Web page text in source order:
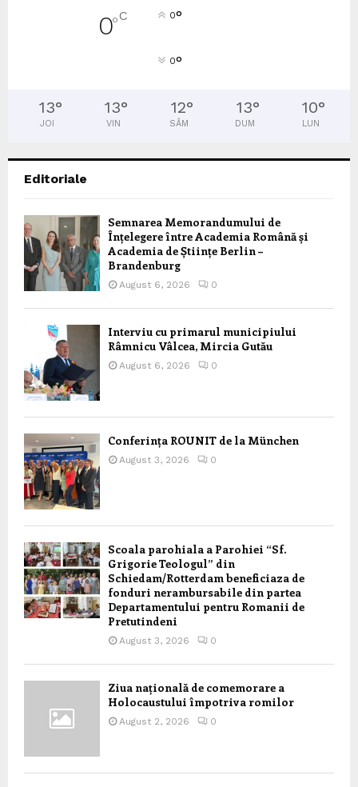
0°C 0°
0°
13°
JOI
13°
VIN
12°
SÂM
13°
DUM
10°
LUN
Editoriale
Semnarea Memorandumului de
Înțelegere între Academia Română și
Academia de Științe Berlin –
Brandenburg
August 6, 2026 0
Interviu cu primarul municipiului
Râmnicu Vâlcea, Mircia Gutău
August 6, 2026 0
Conferința ROUNIT de la München
August 3, 2026 0
Scoala parohiala a Parohiei “Sf.
Grigorie Teologul” din
Schiedam/Rotterdam beneficiaza de
fonduri nerambursabile din partea
Departamentului pentru Romanii de
Pretutindeni
August 3, 2026 0
Ziua națională de comemorare a
Holocaustului împotriva romilor
August 2, 2026 0